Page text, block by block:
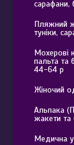
сарафани,
Пляжний
туніки,
Мохерові
пальта та
44-64 р
Жіночий
Альпака
жакети та
Медична